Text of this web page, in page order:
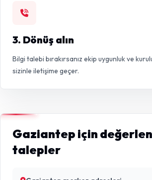
3. Dönüş alın
Bilgi talebi bırakırsanız ekip uygunluk ve
sizinle iletişime geçer.
Gaziantep için
talepler